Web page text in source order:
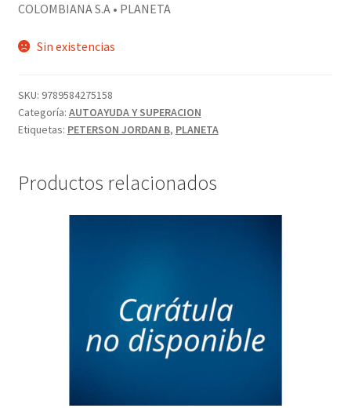
COLOMBIANA S.A • PLANETA
Sin existencias
SKU: 9789584275158
Categoría: AUTOAYUDA Y SUPERACION
Etiquetas: PETERSON JORDAN B, PLANETA
Productos relacionados